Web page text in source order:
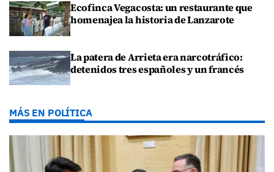
Ecofinca Vegacosta: un restaurante que
homenajea la historia de Lanzarote
La patera de Arrieta era narcotráfico:
detenidos tres españoles y un francés
MÁS EN POLÍTICA